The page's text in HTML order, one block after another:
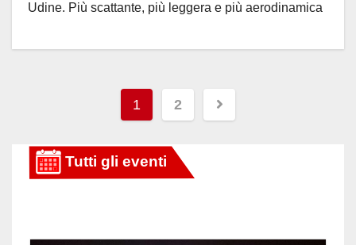
Udine. Più scattante, più leggera e più aerodinamica
Paginazione
degli
articoli
1 2